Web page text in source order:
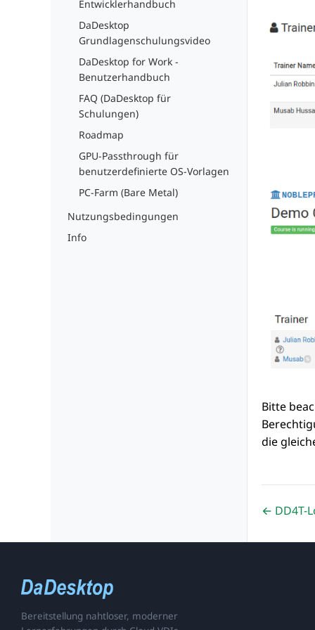
Entwicklerhandbuch
DaDesktop
Grundlagenschulungsvideo
DaDesktop for Work -
Benutzerhandbuch
FAQ (DaDesktop für
Schulungen)
Roadmap
GPU-Passthrough für
benutzerdefinierte OS-Vorlagen
PC-Farm (Bare Metal)
Nutzungsbedingungen
Info
Bitte
die
← DD4T-
Bereitstellung nahtloser, moderner